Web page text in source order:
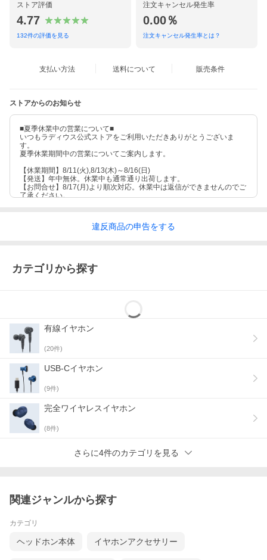
ストア評価
4.77
132件の評価を見る
注文キャンセル発生率
0.00％
注文キャンセル発生率とは？
支払い方法 送料について 販売条件
ストアからのお知らせ
■夏季休業中の営業について■
いつもラディウス公式ストアをご利用いただきありがとうございま
す。
夏季休業期間中の営業についてご案内します。
【休業期間】8/11(火),8/13(木)～8/16(日)
【発送】年中無休。休業中も通常通り出荷します。
【お問合せ】8/17(月)より順次対応。休業中は返信ができませんのでご
了承ください。
違反商品の申告をする
カテゴリから探す
有線イヤホン
(20件)
USB-Cイヤホン
(9件)
完全ワイヤレスイヤホン
(8件)
さらに4件のカテゴリを見る
関連ジャンルから探す
カテゴリ
ヘッドホン本体 イヤホンアクセサリー